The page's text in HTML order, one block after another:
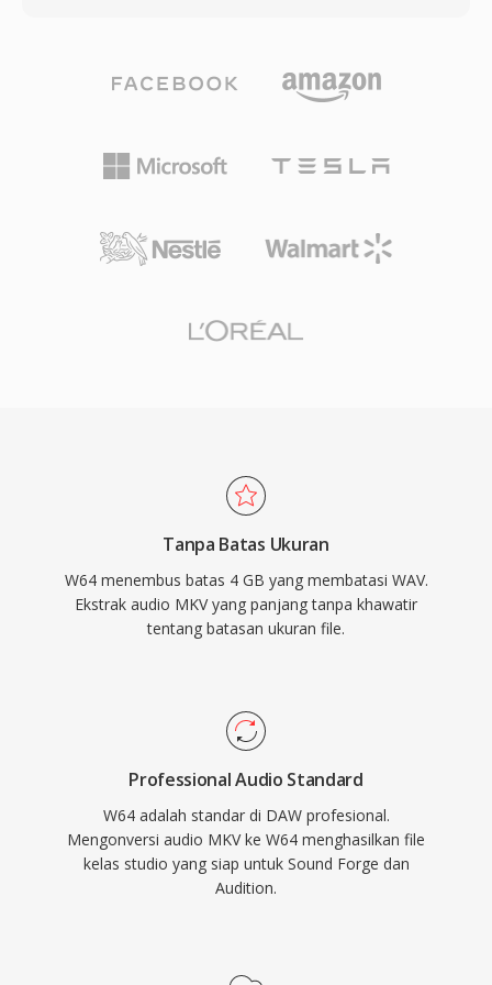
menjadikannya salah satu kontainer dengan
fitur terlengkap yang tersedia. Spesifikasi
mana pun dapat mengimplementasikan
lisensi, yang telah mendorong adopsi luas di
pemutar media, alat streaming, dan perangkat
merangkum hampir semua kombinasi codec
channel, atau produksi sample rate tinggi. W64
chunk dan field ukuran menjadi 64 bit,
menggunakan GUID sebagai pengganti kode
memungkinkan file mencapai ukuran dalam
mendukung sample rate, kedalaman bit, dan
digital profesional lainnya menyediakan
dukungan W64 native untuk impor dan ekspor
yang mulus. Bagi teknisi dan produser yang
secara rutin bekerja dengan materi berkualitas
tinggi dan berdurasi panjang, W64 menawarkan
keandalan dan kesederhanaan WAV tanpa
Tanpa Batas Ukuran
W64 menembus batas 4 GB yang membatasi WAV.
Ekstrak audio MKV yang panjang tanpa khawatir
tentang batasan ukuran file.
Professional Audio Standard
W64 adalah standar di DAW profesional.
Mengonversi audio MKV ke W64 menghasilkan file
kelas studio yang siap untuk Sound Forge dan
Audition.